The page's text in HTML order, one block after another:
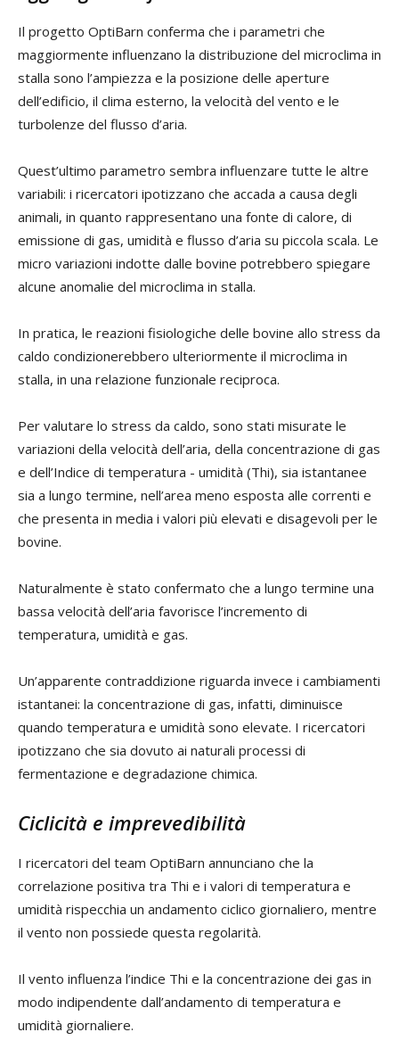
Il progetto OptiBarn conferma che i parametri che
maggiormente influenzano la distribuzione del microclima in
stalla sono l’ampiezza e la posizione delle aperture
dell’edificio, il clima esterno, la velocità del vento e le
turbolenze del flusso d’aria.
Quest’ultimo parametro sembra influenzare tutte le altre
variabili: i ricercatori ipotizzano che accada a causa degli
animali, in quanto rappresentano una fonte di calore, di
emissione di gas, umidità e flusso d’aria su piccola scala. Le
micro variazioni indotte dalle bovine potrebbero spiegare
alcune anomalie del microclima in stalla.
In pratica, le reazioni fisiologiche delle bovine allo stress da
caldo condizionerebbero ulteriormente il microclima in
stalla, in una relazione funzionale reciproca.
Per valutare lo stress da caldo, sono stati misurate le
variazioni della velocità dell’aria, della concentrazione di gas
e dell’Indice di temperatura - umidità (Thi), sia istantanee
sia a lungo termine, nell’area meno esposta alle correnti e
che presenta in media i valori più elevati e disagevoli per le
bovine.
Naturalmente è stato confermato che a lungo termine una
bassa velocità dell’aria favorisce l’incremento di
temperatura, umidità e gas.
Un’apparente contraddizione riguarda invece i cambiamenti
istantanei: la concentrazione di gas, infatti, diminuisce
quando temperatura e umidità sono elevate. I ricercatori
ipotizzano che sia dovuto ai naturali processi di
fermentazione e degradazione chimica.
Ciclicità e imprevedibilità
I ricercatori del team OptiBarn annunciano che la
correlazione positiva tra Thi e i valori di temperatura e
umidità rispecchia un andamento ciclico giornaliero, mentre
il vento non possiede questa regolarità.
Il vento influenza l’indice Thi e la concentrazione dei gas in
modo indipendente dall’andamento di temperatura e
umidità giornaliere.